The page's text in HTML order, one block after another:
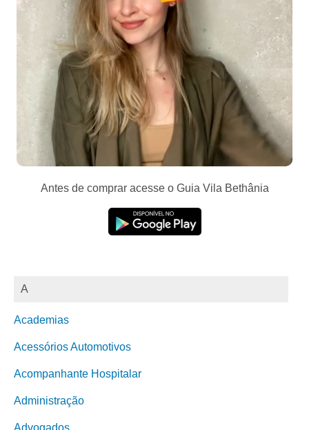
Antes de comprar acesse o Guia Vila Bethânia
A
Academias
Acessórios Automotivos
Acompanhante Hospitalar
Administração
Advogados